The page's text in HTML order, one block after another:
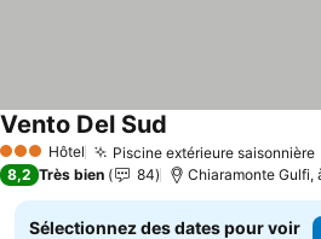
3 ÉtoilesHôtel Piscine extérieure saisonnière
Vento Del Sud
8,2 Très bien 84 Chiaramonte Gulfi,
Sélectionnez des dates pour voir